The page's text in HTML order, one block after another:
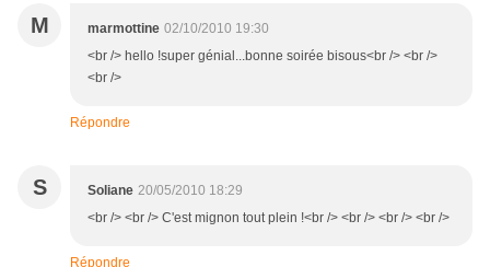
M marmottine 02/10/2010 19:30
<br /> hello !super génial...bonne soirée bisous<br /> <br />
<br />
Répondre
S Soliane 20/05/2010 18:29
<br /> <br /> C'est mignon tout plein !<br /> <br /> <br /> <br />
Répondre